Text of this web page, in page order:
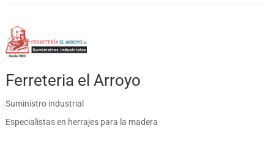
Ferreteria el Arroyo
Suministro industrial
Especialistas en herrajes para la madera